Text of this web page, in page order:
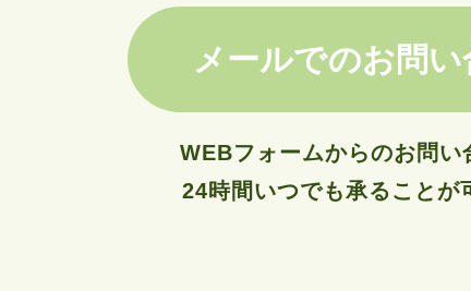
メールでのお問
WEBフォームからのお問い
24時間いつでも承ることが